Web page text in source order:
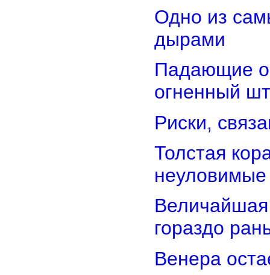
Одно из
дырами
Падающие
огненный
Риски,
Толстая
Величайшая
гораздо
Венера